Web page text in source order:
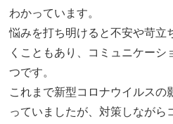
わかっています。
悩みを打ち明けると不安や苛立
くこともあり、コミュニケーシ
つです。
これまで新型コロナウイルスの
っていましたが、対策しながら